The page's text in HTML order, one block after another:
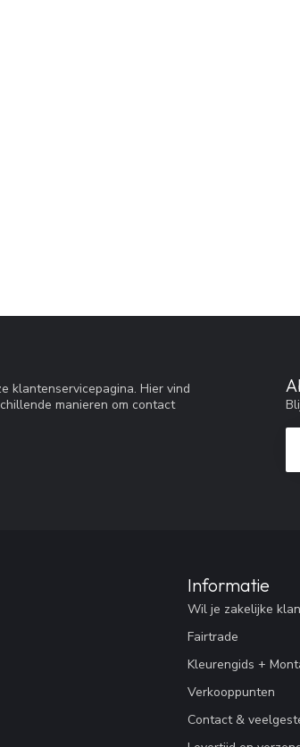
klantenservicepagina. Hier vind
manieren om contact
Informatie
Wil je zakelijke
Fairtrade
Kleurengids +
Verkooppunten
Contact &